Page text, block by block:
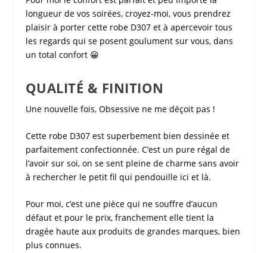
longueur de vos soirées, croyez-moi, vous prendrez
plaisir à porter cette robe D307et à apercevoir tous
les regards qui se posent goulument sur vous, dans
un total confort 😀
QUALITÉ & FINITION
Une nouvelle fois, Obsessivene me déçoit pas !
Cette robe D307est superbement bien dessinée et
parfaitement confectionnée. C’est un pure régal de
l’avoir sur soi, on se sent pleine de charme sans avoir
à rechercher le petit fil qui pendouille ici et là.
Pour moi, c’est une pièce qui ne souffre d’aucun
défaut et pour le prix, franchement elle tient la
dragée haute aux produits de grandes marques, bien
plus connues.